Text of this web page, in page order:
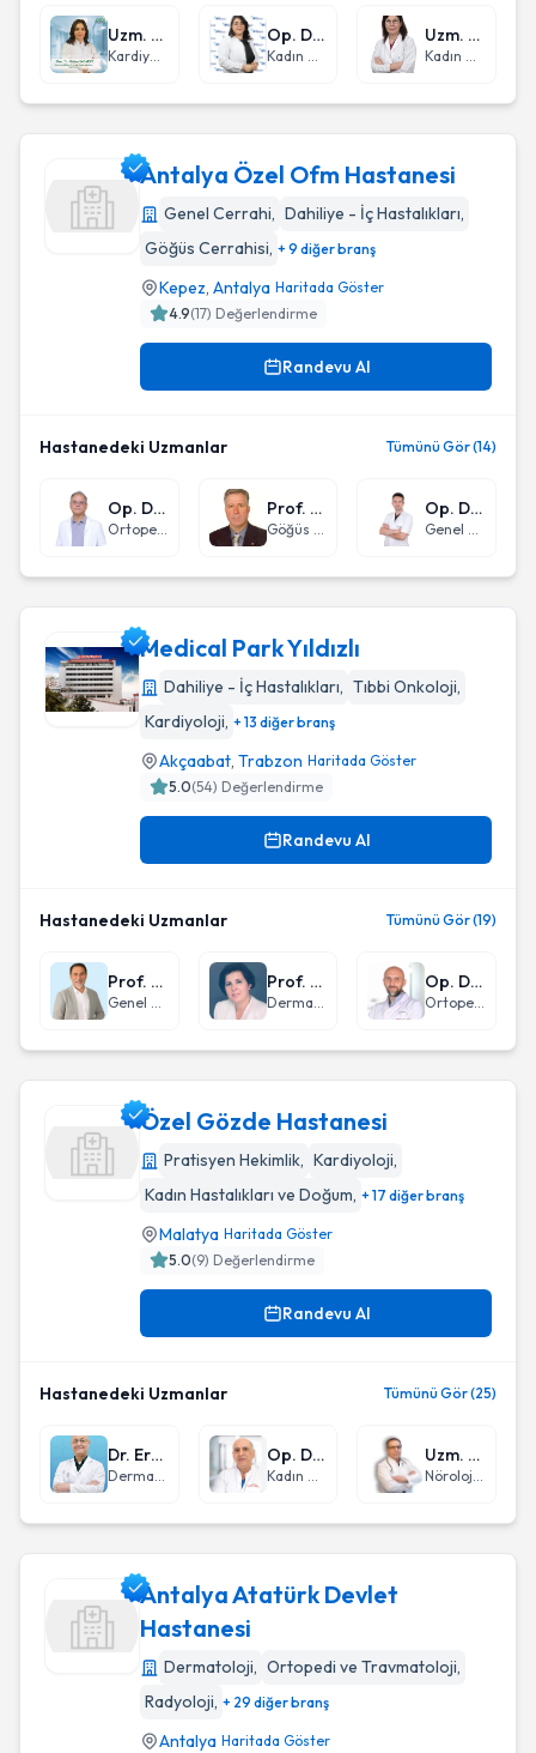
Uzm. Dr. Mahsa Sadakat
Kardiyoloji
Op. Dr. Nurana Dikova
Kadın Hastalıkları ve Doğum
Uzm. Dr. İsmet Ayten Bölükbaş
Kadın Hastalıkları ve Doğum
Antalya Özel Ofm Hastanesi
Genel Cerrahi, Dahiliye - İç Hastalıkları,
Göğüs Cerrahisi, + 9 diğer branş
Kepez, Antalya Haritada Göster
4.9(17) Değerlendirme
Randevu Al
Hastanedeki Uzmanlar Tümünü Gör (14)
Op. Dr. İbrahim Levent Arıcan
Ortopedi ve Travmatoloji
Prof. Dr. Mehmet Bilgin
Göğüs Cerrahisi
Op. Dr. Direnç Yiğit
Genel Cerrahi
Medical Park Yıldızlı
Dahiliye - İç Hastalıkları, Tıbbi Onkoloji,
Kardiyoloji, + 13 diğer branş
Akçaabat, Trabzon Haritada Göster
5.0(54) Değerlendirme
Randevu Al
Hastanedeki Uzmanlar Tümünü Gör (19)
Prof. Dr. Can Keçe
Genel Cerrahi
Prof. Dr. Sevgi Bahadır
Dermatoloji
Op. Dr. Orkun Gül
Ortopedi ve Travmatoloji
Özel Gözde Hastanesi
Pratisyen Hekimlik, Kardiyoloji,
Kadın Hastalıkları ve Doğum, + 17 diğer branş
Malatya Haritada Göster
5.0(9) Değerlendirme
Randevu Al
Hastanedeki Uzmanlar Tümünü Gör (25)
Dr. Erkin Pekmezci
Dermatoloji
Op. Dr. Ali Pekince
Kadın Hastalıkları ve Doğum
Uzm. Dr. Yusuf Ziya Bahşi
Nöroloji (Beyin ve Sinir Hastalıkları)
Antalya Atatürk Devlet
Hastanesi
Dermatoloji, Ortopedi ve Travmatoloji,
Radyoloji, + 29 diğer branş
Antalya Haritada Göster